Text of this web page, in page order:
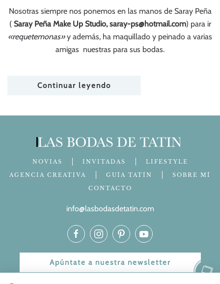
Nosotras siempre nos ponemos en las manos de Saray Peña
( Saray Peña Make Up Studio,saray-ps@hotmail.com) para ir
«requetemonas»y además, ha maquillado y peinado a varias
amigas nuestras para sus bodas.
Continuar leyendo
NOVIAS INVITADAS
LIFESTYLE
AGENCIA CREATIVA
GUÍA TATÍN
SOBRE MÍ
CONTACTO
info@lasbodasdetatin.com
Apúntate a nuestra newsletter